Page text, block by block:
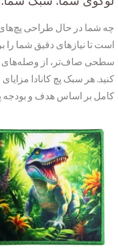
چه شما در حال طراحی پچ‌های
است تا نیازهای دقیق شما را
سطحی صاف‌تر، از وصله‌های
کنید. هر سبک پچ کانادا
کامل بر اساس هدف و بودجه